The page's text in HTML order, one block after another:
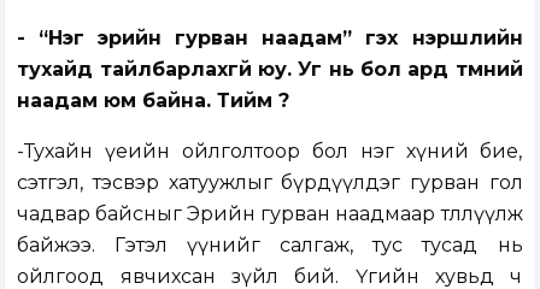
- “Нэг эрийн гурван наадам” гэх нэршлийн
тухайд тайлбарлахгүй юу. Уг нь бол ард түмний
наадам юм байна. Тийм үү?
-Тухайн үеийн ойлголтоор бол нэг хүний бие,
сэтгэл, тэсвэр хатуужлыг бүрдүүлдэг гурван гол
чадвар байсныг Эрийн гурван наадмаар төлөөлүүлж
байжээ. Гэтэл үүнийг салгаж, тус тусад нь
ойлгоод явчихсан зүйл бий. Үгийн хувьд ч